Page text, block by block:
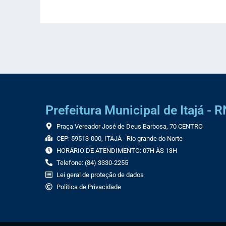
Prefeitura Municipal de Itajá -
Praça Vereador José de Deus Barbosa, 70 CENTRO
CEP: 59513-000, ITAJÁ - Rio grande do Norte
HORÁRIO DE ATENDIMENTO: 07H ÀS 13H
Telefone: (84) 3330-2255
Lei geral de proteção de dados
Política de Privacidade